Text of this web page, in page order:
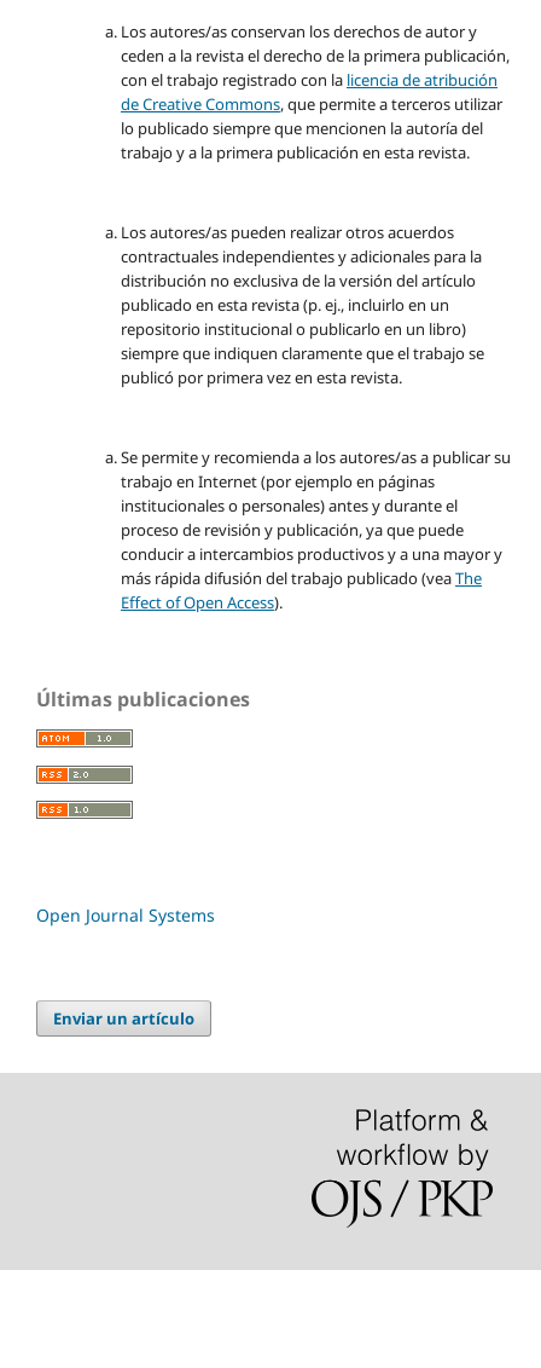
Los autores/as conservan los derechos de autor y
ceden a la revista el derecho de la primera publicación,
con el trabajo registrado con la licencia de atribución
de Creative Commons, que permite a terceros utilizar
lo publicado siempre que mencionen la autoría del
trabajo y a la primera publicación en esta revista.
Los autores/as pueden realizar otros acuerdos
contractuales independientes y adicionales para la
distribución no exclusiva de la versión del artículo
publicado en esta revista (p. ej., incluirlo en un
repositorio institucional o publicarlo en un libro)
siempre que indiquen claramente que el trabajo se
publicó por primera vez en esta revista.
Se permite y recomienda a los autores/as a publicar su
trabajo en Internet (por ejemplo en páginas
institucionales o personales) antes y durante el
proceso de revisión y publicación, ya que puede
conducir a intercambios productivos y a una mayor y
más rápida difusión del trabajo publicado (veaThe
Effect of Open Access).
Últimas publicaciones
Open Journal Systems
Enviar un artículo